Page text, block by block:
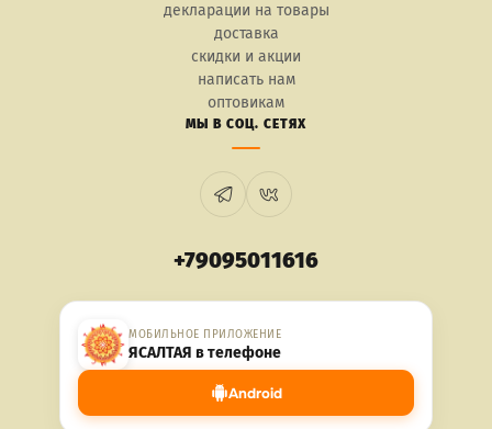
декларации на товары
доставка
скидки и акции
написать нам
оптовикам
МЫ В СОЦ. СЕТЯХ
+79095011616
МОБИЛЬНОЕ ПРИЛОЖЕНИЕ
ЯСАЛТАЯ в телефоне
Android